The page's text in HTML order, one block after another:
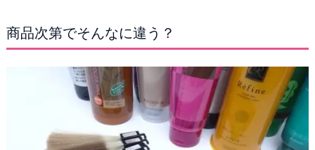
商品次第でそんなに違う？